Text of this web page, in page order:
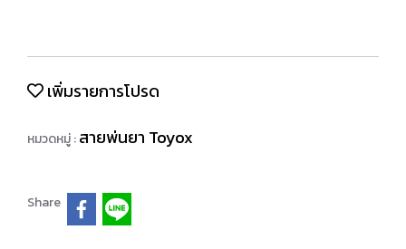
เพิ่มรายการโปรด
หมวดหมู่ :สายพ่นยา Toyox
Share